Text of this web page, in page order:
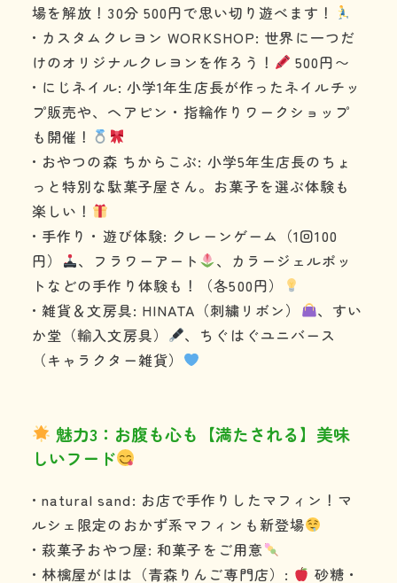
場を解放！30分 500円で思い切り遊べます！
• カスタムクレヨン WORKSHOP: 世界に一つだ
けのオリジナルクレヨンを作ろう！
500円〜
• にじネイル: 小学1年生店長が作ったネイルチッ
プ販売や、ヘアピン・指輪作りワークショップ
も開催！
• おやつの森 ちからこぶ: 小学5年生店長のちょ
っと特別な駄菓子屋さん。お菓子を選ぶ体験も
楽しい！
• 手作り・遊び体験: クレーンゲーム（1回100
円）
、フラワーアート
、カラージェルポッ
トなどの手作り体験も！（各500円）
• 雑貨＆文房具: HINATA（刺繍リボン）
、すい
か堂（輸入文房具）
、ちぐはぐユニバース
（キャラクター雑貨）
魅力3：お腹も心も【満たされる】美味
しいフード
• natural sand: お店で手作りしたマフィン！マ
ルシェ限定のおかず系マフィンも新登場
• 萩菓子おやつ屋: 和菓子をご用意
• 林檎屋がはは（青森りんご専門店）:
砂糖・